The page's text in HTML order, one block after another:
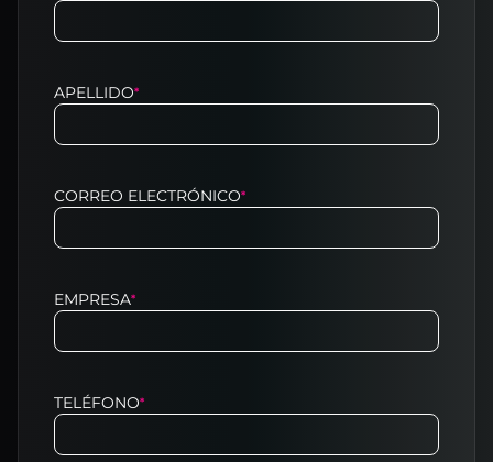
APELLIDO*
CORREO ELECTRÓNICO*
EMPRESA*
TELÉFONO*